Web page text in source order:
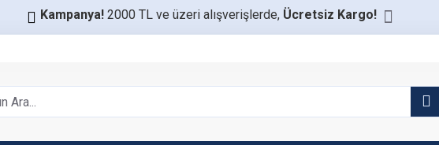
Kampanya! 2000 TL ve üzeri alışverişlerde, Ücretsiz Kargo!